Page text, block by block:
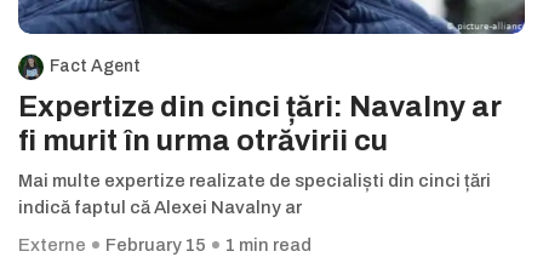
Fact Agent
Expertize din cinci țări: Navalny ar
fi murit în urma otrăvirii cu
Mai multe expertize realizate de specialiști din cinci țări
indică faptul că Alexei Navalny ar
Externe
February 15 1 min read